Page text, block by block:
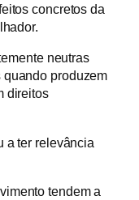
concretos da
neutras
produzem
direitos
a ter relevância
tendem a